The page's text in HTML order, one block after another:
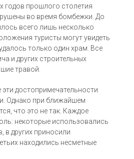
годов прошлого столетия
во время бомбежки. До
всего лишь несколько
туристы могут увидеть
только один храм. Все
и других строительных
травой.
достопримечательности
Однако при ближайшем
что это не так. Каждое
некоторые использовались
в других приносили
находились несметные